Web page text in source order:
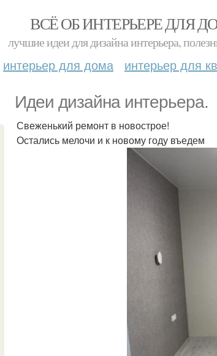
ВСЁ ОБ ИНТЕРЬЕРЕ ДЛЯ
лучшие идеи для дизайна интерьера,
интерьер для дома интерьер для
Идеи дизайна интерьера.
Свеженький ремонт в новострое!
Остались мелочи и к новому году въедем